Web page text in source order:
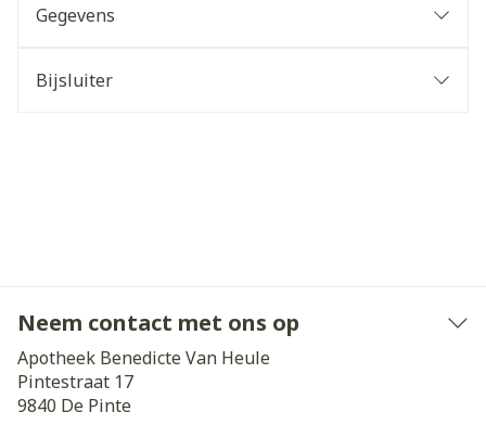
Gegevens
Bijsluiter
Neem contact met ons op
Apotheek Benedicte Van Heule
Pintestraat 17
9840 De Pinte